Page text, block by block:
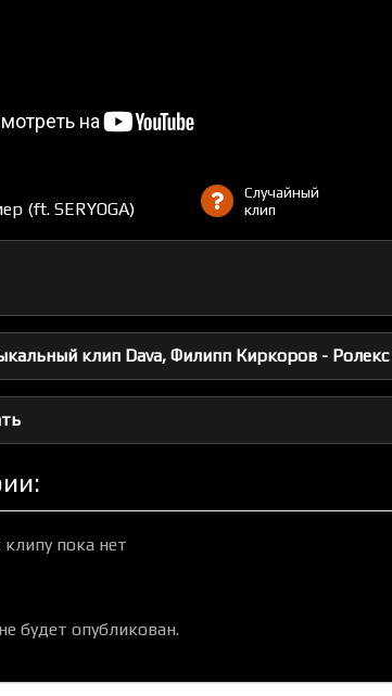
(ft. SERYOGA)
Случайный
клип
клип Dava, Филипп Киркоров - Ролекс
пока нет
будет опубликован.